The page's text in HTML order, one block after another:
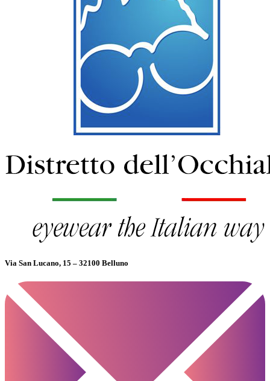
Via San Lucano, 15 – 32100 Belluno